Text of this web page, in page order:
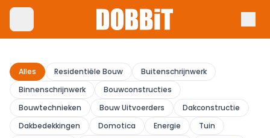
Alles Residentiële Bouw
Buitenschrijnwerk
Binnenschrijnwerk
Bouwconstructies
Bouwtechnieken
Bouw Uitvoerders
Dakconstructie
Dakbedekkingen
Domotica Energie
Tuin